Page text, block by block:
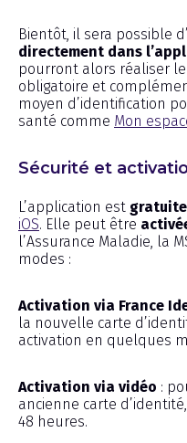
Bientôt, il sera possible d’
directement dans
pourront alors réaliser
obligatoire et
moyen d’identification
santé comme Mon
Sécurité et
L’application est gratuite
iOS. Elle peut être
l’Assurance Maladie, la
modes :
Activation via France
la nouvelle carte
activation en quelques
Activation via vidéo :
ancienne carte
48 heures.